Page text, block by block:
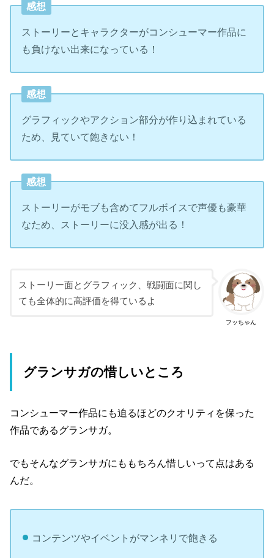
感想
ストーリーとキャラクターがコンシューマー作品に
も負けない出来になっている！
感想
グラフィックやアクション部分が作り込まれている
ため、見ていて飽きない！
感想
ストーリーがモブも含めてフルボイスで声優も豪華
なため、ストーリーに没入感が出る！
フッちゃん
ストーリー面とグラフィック、戦闘面に関し
ても全体的に高評価を得ているよ
グランサガの惜しいところ
コンシューマー作品にも迫るほどのクオリティを保った
作品であるグランサガ。
でもそんなグランサガにももちろん惜しいって点はある
んだ。
コンテンツやイベントがマンネリで飽きる